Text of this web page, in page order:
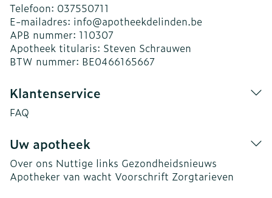
Telefoon: 037550711
E-mailadres: info@apotheekdelinden.be
APB nummer: 110307
Apotheek titularis: Steven Schrauwen
BTW nummer: BE0466165667
Klantenservice
FAQ
Uw apotheek
Over ons Nuttige links Gezondheidsnieuws
Apotheker van wacht Voorschrift Zorgtarieven